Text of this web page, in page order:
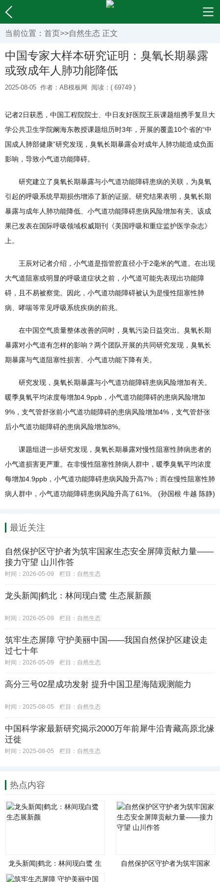
当前位置： 首页>>自然生态 正文
中国专家大样本研究证明：臭氧长期暴露
或致成年人肺功能降低
2025-08-05 作者：AB模板网 阅读：( 69749 )
记者2日获悉，中国工程院院士、中日友好医院王辰课题组携手复旦大
学公共卫生学院阚海东教授课题组历时3年，开展的覆盖10个省的“中
国成人肺部健康”研究发现，臭氧长期暴露会对成年人肺功能造成负面
影响，导致小气道功能障碍。
研究建立了臭氧长期暴露与小气道功能障碍患病的关联，为臭氧
引起的呼吸系统早期损伤增添了新的证据。研究结果表明，臭氧长期
暴露与成年人肺功能降低、小气道功能障碍患病风险增加有关。该成
果已发表在国际呼吸领域权威期刊《美国呼吸和重症监护医学杂志》
上。
王辰对记者介绍，小气道是指管腔直径小于2毫米的气道。在出现
大气道阻塞或明显的呼吸道症状之前，小气道可能先表现出功能障
碍，且不易被察觉。因此，小气道功能障碍被认为是慢性阻塞性肺
病、哮喘等常见呼吸系统疾病的前兆。
在中国空气质量整体改善的同时，臭氧污染日益突出。臭氧长期
暴露对小气道有怎样的影响？两个团队开展的共同研究发现，臭氧长
期暴露与气道阻塞性损害、小气道功能下降有关。
研究发现，臭氧长期暴露与小气道功能障碍患病风险增加有关。
暖季臭氧平均浓度每增加4.9ppb，小气道功能障碍的患病风险增加
9%，支气管舒张前小气道功能障碍的患病风险增加4%，支气管舒张
后小气道功能障碍的患病风险增加8%。
课题组进一步研究发现，臭氧长期暴露对慢性阻塞性肺病患者的
小气道损害更严重。在非慢性阻塞性肺病人群中，暖季臭氧平均浓度
每增加4.9ppb，小气道功能障碍患病风险升高7%；而在慢性阻塞性肺
病人群中，小气道功能障碍患病风险升高了61%。 (孙国根 牛越 陈静)
最近关注
自然保护区守护者为筑牢国家生态安全屏障贡献力量——
接力守望 山川作答
时间：2026-05-09 栏目： 自然生态
龙头新闻|鹤北：林间现白鹭 生态展新颜
时间：2026-05-09 栏目： 自然生态
筑牢生态屏障 守护美丽中国——我国自然保护区建设走
过七十年
时间：2026-05-09 栏目： 自然生态
高分三号02星成功发射 提升中国卫星海陆观测能力
时间：2025-08-05 栏目： 自然生态
中国科学家最新研究揭示2000万年前犀牛沿青藏高原北缘
迁徙
时间：2025-08-05 栏目： 自然生态
热点内容
龙头新闻|鹤北：林间现白鹭 生
自然保护区守护者为筑牢国家